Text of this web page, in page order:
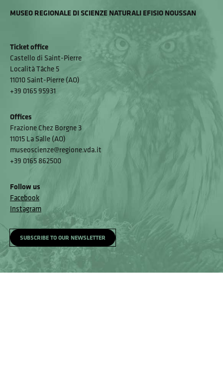
MUSEO REGIONALE DI SCIENZE NATURALI EFISIO NOUSSAN
Ticket office
Castello di Saint-Pierre
Località Tâche 5
11010 Saint-Pierre (AO)
+39 0165 95931
Offices
Frazione Chez Borgne 3
11015 La Salle (AO)
museoscienze@regione.vda.it
+39 0165 862500
Follow us
Facebook
Instagram
SUBSCRIBE TO OUR NEWSLETTER